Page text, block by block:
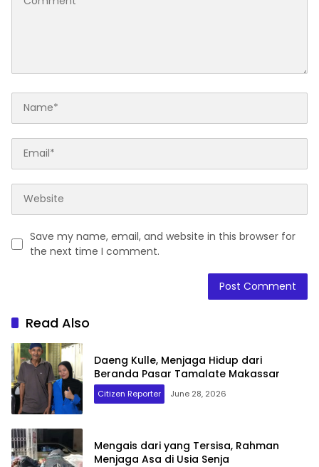
Save my name, email, and website in this browser for
the next time I comment.
Read Also
Daeng Kulle, Menjaga Hidup dari
Beranda Pasar Tamalate Makassar
Citizen Reporter June 28, 2026
Mengais dari yang Tersisa, Rahman
Menjaga Asa di Usia Senja